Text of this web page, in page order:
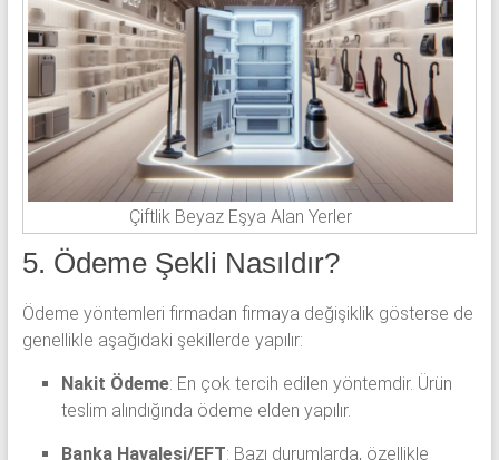
Çiftlik Beyaz Eşya Alan Yerler
5. Ödeme Şekli Nasıldır?
Ödeme yöntemleri firmadan firmaya değişiklik gösterse de
genellikle aşağıdaki şekillerde yapılır:
Nakit Ödeme: En çok tercih edilen yöntemdir. Ürün
teslim alındığında ödeme elden yapılır.
Banka Havalesi/EFT: Bazı durumlarda, özellikle